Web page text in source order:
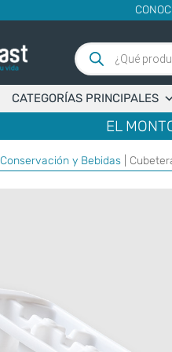
Búsqueda
de
productos
CATEGORÍAS PRINCIPALES
EL
Conservación y Bebidas |